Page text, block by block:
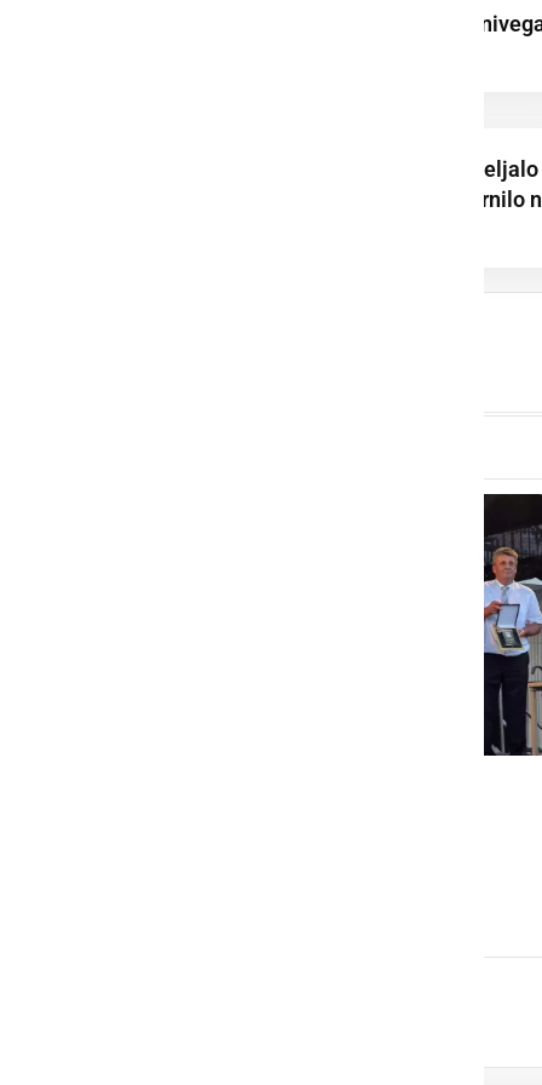
preiskuje sum
Tovorno vozilo
cestišča in se prevrnilo